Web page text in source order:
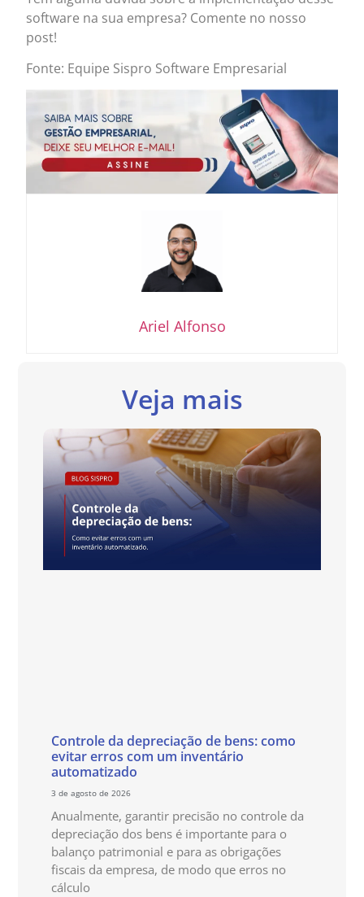
software na sua empresa? Comente no nosso
post!
Fonte: Equipe Sispro Software Empresarial
Ariel Alfonso
Veja mais
Controle da depreciação de bens: como
evitar erros com um inventário
automatizado
3 de agosto de 2026
Anualmente, garantir precisão no controle da
depreciação dos bens é importante para o
balanço patrimonial e para as obrigações
fiscais da empresa, de modo que erros no
cálculo